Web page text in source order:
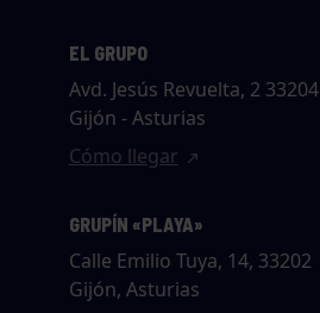
EL GRUPO
Avd. Jesús Revuelta, 2 33204
Gijón - Asturias
Cómo llegar
GRUPÍN «PLAYA»
Calle Emilio Tuya, 14, 33202
Gijón, Asturias